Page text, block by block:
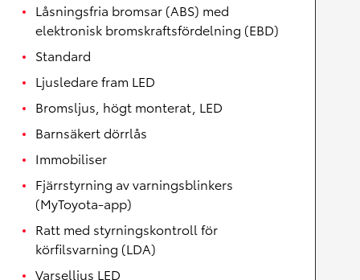
Låsningsfria bromsar (ABS) med
elektronisk bromskraftsfördelning (EBD)
Standard
Ljusledare fram LED
Bromsljus, högt monterat, LED
Barnsäkert dörrlås
Immobiliser
Fjärrstyrning av varningsblinkers
(MyToyota-app)
Ratt med styrningskontroll för
körfilsvarning (LDA)
Varselljus LED